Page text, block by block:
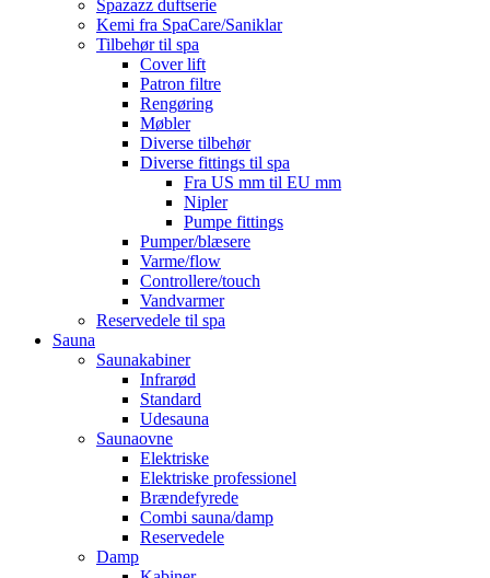
Spazazz duftserie
Kemi fra SpaCare/Saniklar
Tilbehør til spa
Cover lift
Patron filtre
Rengøring
Møbler
Diverse tilbehør
Diverse fittings til spa
Fra US mm til EU mm
Nipler
Pumpe fittings
Pumper/blæsere
Varme/flow
Controllere/touch
Vandvarmer
Reservedele til spa
Sauna
Saunakabiner
Infrarød
Standard
Udesauna
Saunaovne
Elektriske
Elektriske professionel
Brændefyrede
Combi sauna/damp
Reservedele
Damp